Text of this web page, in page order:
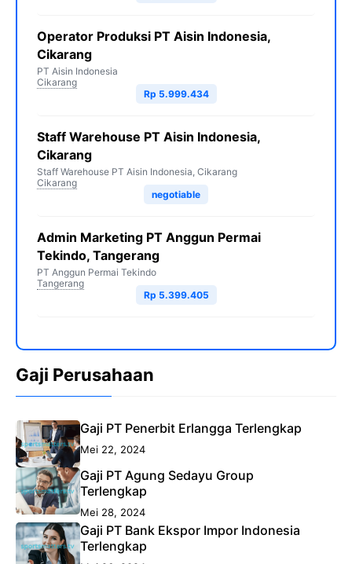
Operator Produksi PT Aisin Indonesia,
Cikarang
PT Aisin Indonesia
Cikarang
Rp 5.999.434
Staff Warehouse PT Aisin Indonesia,
Cikarang
Staff Warehouse PT Aisin Indonesia, Cikarang
Cikarang
negotiable
Admin Marketing PT Anggun Permai
Tekindo, Tangerang
PT Anggun Permai Tekindo
Tangerang
Rp 5.399.405
Gaji Perusahaan
Gaji PT Penerbit Erlangga Terlengkap
Mei 22, 2024
Gaji PT Agung Sedayu Group
Terlengkap
Mei 28, 2024
Gaji PT Bank Ekspor Impor Indonesia
Terlengkap